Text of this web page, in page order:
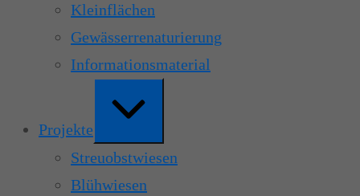
Kleinflächen
Gewässerrenaturierung
Informationsmaterial
Projekte
Streuobstwiesen
Blühwiesen